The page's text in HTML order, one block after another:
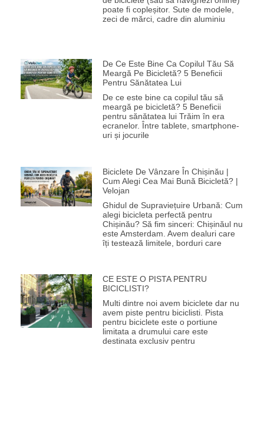
poate fi copleșitor. Sute de modele,
zeci de mărci, cadre din aluminiu
De Ce Este Bine Ca Copilul Tău Să
Meargă Pe Bicicletă? 5 Beneficii
Pentru Sănătatea Lui
De ce este bine ca copilul tău să
meargă pe bicicletă? 5 Beneficii
pentru sănătatea lui Trăim în era
ecranelor. Între tablete, smartphone-
uri și jocurile
Biciclete De Vânzare În Chișinău |
Cum Alegi Cea Mai Bună Bicicletă? |
Velojan
Ghidul de Supraviețuire Urbană: Cum
alegi bicicleta perfectă pentru
Chișinău? Să fim sinceri: Chișinăul nu
este Amsterdam. Avem dealuri care
îți testează limitele, borduri care
CE ESTE O PISTA PENTRU
BICICLISTI?
Multi dintre noi avem biciclete dar nu
avem piste pentru biciclisti. Pista
pentru biciclete este o portiune
limitata a drumului care este
destinata exclusiv pentru